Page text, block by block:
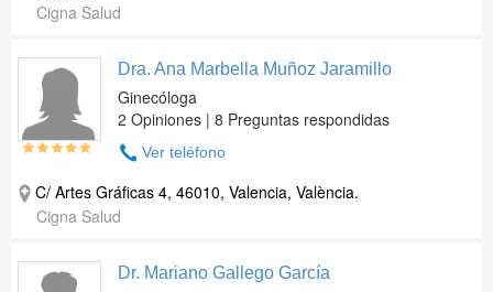
Cigna Salud
Dra. Ana Marbella Muñoz Jaramillo
Ginecóloga
2 Opiniones | 8 Preguntas respondidas
Ver teléfono
C/ Artes Gráficas 4, 46010, Valencia, València.
Cigna Salud
Dr. Mariano Gallego García